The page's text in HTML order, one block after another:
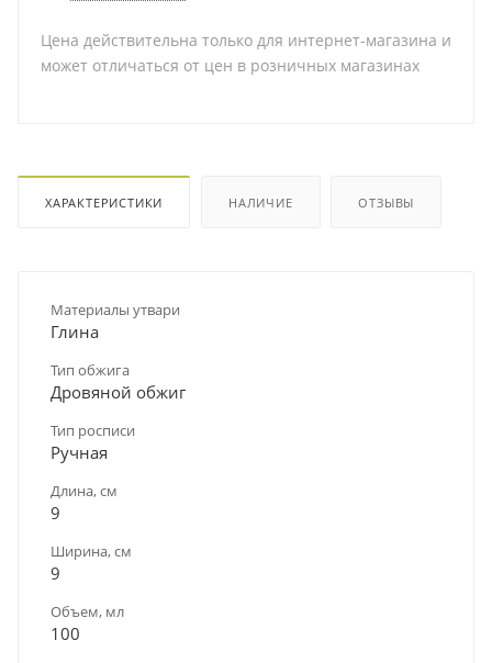
Цена действительна только для интернет-магазина и
может отличаться от цен в розничных магазинах
ХАРАКТЕРИСТИКИ НАЛИЧИЕ ОТЗЫВЫ
Материалы утвари
Глина
Тип обжига
Дровяной обжиг
Тип росписи
Ручная
Длина, см
9
Ширина, см
9
Объем, мл
100